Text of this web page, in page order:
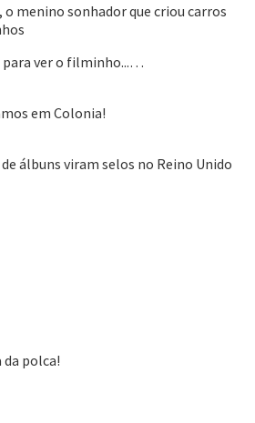
o menino sonhador que criou carros
para ver o filminho...…
em Colonia!
de álbuns viram selos no Reino Unido
da polca!